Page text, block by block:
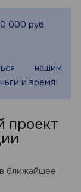
000 руб.
нашим
и время!
проект
ближайшее